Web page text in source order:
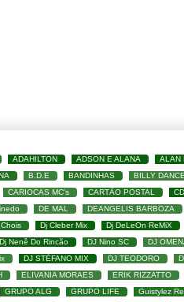
ADAHILTON ADSON E ALANA
ALAN
B.D.E BANDINHAS
BILLY
CARIOCAS MC's CARTÃO POSTAL
CD
DE MAL
DEANGELIS BARBOZA
Dj Cleber Mix
Dj DeLeOn ReMiX
Dj Nenê Do Rincão DJ Nino SC
DJ
DJ STÉFANO MIX DJ TEODORO
ELIVANIA MORAES
ERIK RIZZATTO
GRUPO ALG GRUPO LIFE
Guistylez